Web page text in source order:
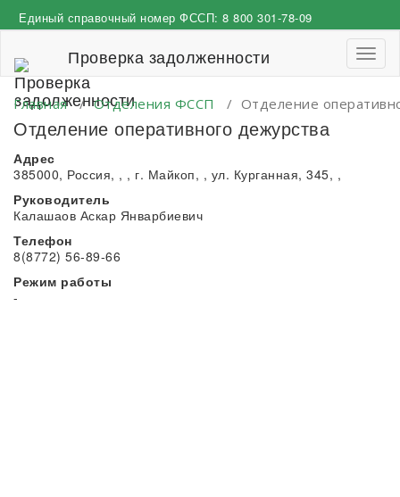
к
Единый справочный номер ФССП: 8 800 301-78-09
Проверка задолженности
Главная/Отделения ФССП / Отделение
Отделение оперативного дежурства
Адрес
385000, Россия, , , г. Майкоп, , ул. Курганная, 345, ,
Руководитель
Калашаов Аскар Январбиевич
Телефон
8(8772) 56-89-66
Режим работы
-